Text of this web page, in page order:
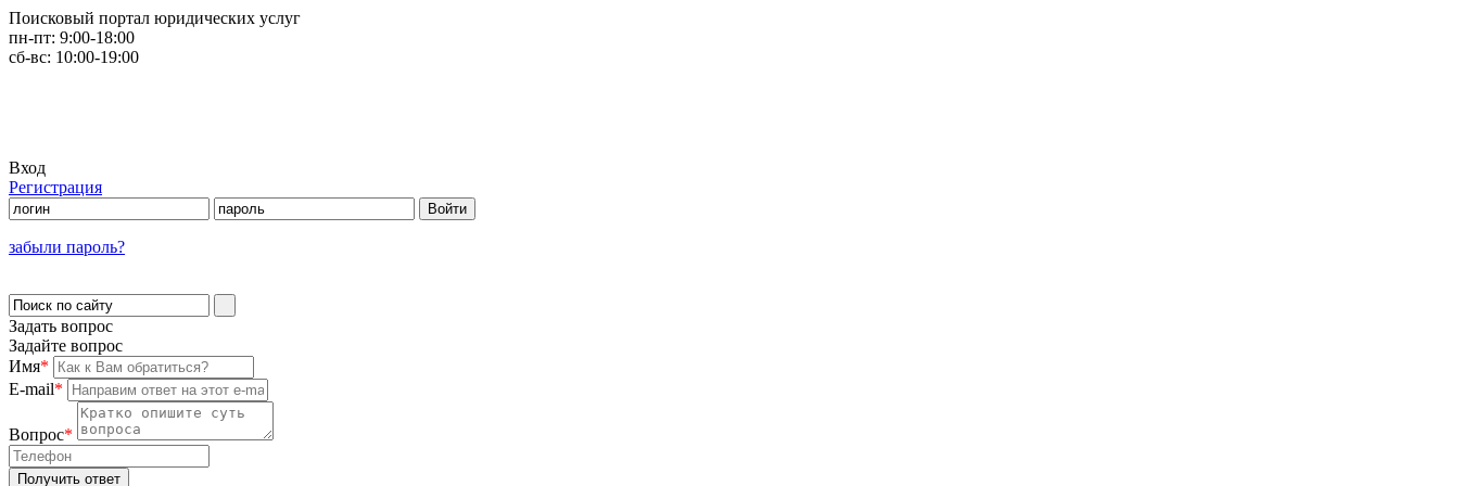
Поисковый портал юридических услуг
пн-пт: 9:00-18:00
сб-вс: 10:00-19:00
Вход
Регистрация
забыли пароль?
Задать вопрос
Задайте вопрос
Имя*
E-mail*
Вопрос*